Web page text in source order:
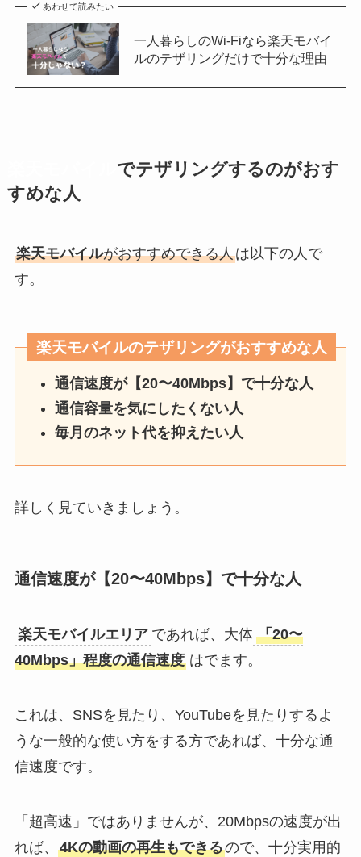
あわせて読みたい
一人暮らしのWi-Fiなら楽天モバイ
ルのテザリングだけで十分な理由
でテザリングするのがおす
すめな人
楽天モバイルがおすすめできる人は以下の人で
す。
楽天モバイルのテザリングがおすすめな人
通信速度が【20〜40Mbps】で十分な人
通信容量を気にしたくない人
毎月のネット代を抑えたい人
詳しく見ていきましょう。
通信速度が【20〜40Mbps】で十分な人
楽天モバイルエリア であれば、大体 「20〜
40Mbps」程度の通信速度 はでます。
これは、SNSを見たり、YouTubeを見たりするよ
うな一般的な使い方をする方であれば、十分な通
信速度です。
「超高速」ではありませんが、20Mbpsの速度が出
れば、 4Kの動画の再生もできるので、十分実用的